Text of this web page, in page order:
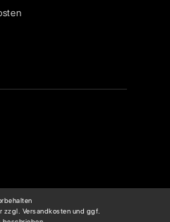
zzgl. Versandkosten und ggf.